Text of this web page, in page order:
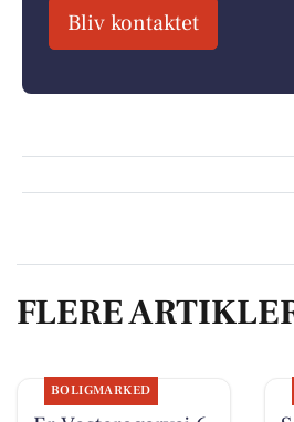
Bliv kontaktet
FLERE
BOLIGMARKED